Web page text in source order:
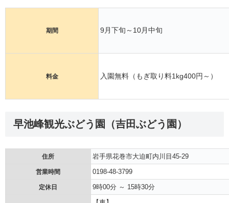
期間 9月下旬～10月中旬
料金 入園無料（もぎ取り料1kg400円～）
早池峰観光ぶどう園（吉田ぶどう園）
住所 岩手県花巻市大迫町内川目45-29
営業時間 0198-48-3799
定休日 9時00分 ～ 15時30分